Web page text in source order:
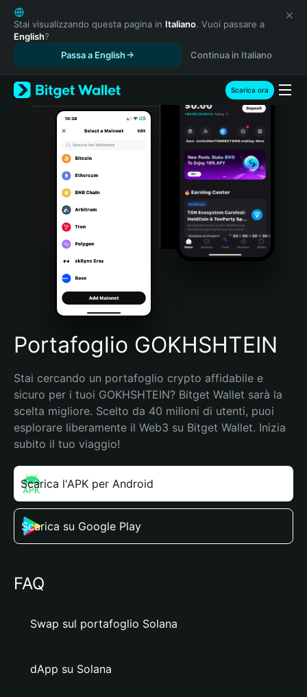
English
日本語
Tiếng Việt
Español (Latinoamérica)
Türkçe
Italiano
Português (Portugal)
Bahasa Indonesia
Português (Brasil)
Español (Argentina)
Stai visualizzando questa pagina in Italiano. Vuoi passare a
English?
Passa a English
Continua in Italiano
Scarica ora
Portafoglio GOKHSHTEIN
Stai cercando un portafoglio crypto affidabile e
sicuro per i tuoi GOKHSHTEIN? Bitget Wallet sarà la
scelta migliore. Scelto da 40 milioni di utenti, puoi
esplorare liberamente il Web3 su Bitget Wallet. Inizia
subito il tuo viaggio!
Scarica l'APK per Android
Scarica su Google Play
FAQ
Swap sul portafoglio Solana
dApp su Solana